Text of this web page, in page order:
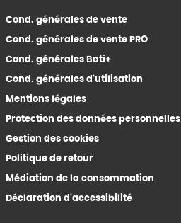
Cond. générales de vente
Cond. générales de vente PRO
Cond. générales Bati+
Cond. générales d'utilisation
Mentions légales
Protection des données personnelles
Gestion des cookies
Politique de retour
Médiation de la consommation
Déclaration d'accessibilité